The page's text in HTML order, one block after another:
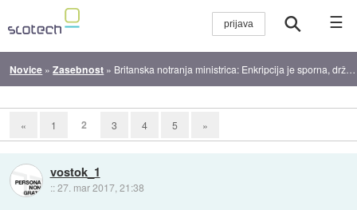
☰
Novice »Zasebnost » Britanska notranja ministrica: Enkripcija je sporna, država mora imeti dostop!
« 1 2 3 4 5 »
vostok_1
::27. mar 2017, 21:38